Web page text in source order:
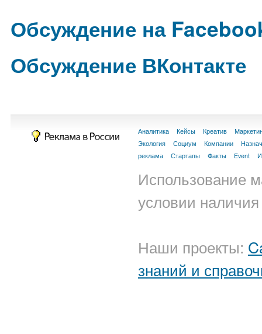
Обсуждение на
Обсуждение ВКонтакте
Аналитика Кейсы Креатив
Экология
Социум Компании
реклама
Стартапы Факты Event
Использование
условии
Наши проекты:
знаний и